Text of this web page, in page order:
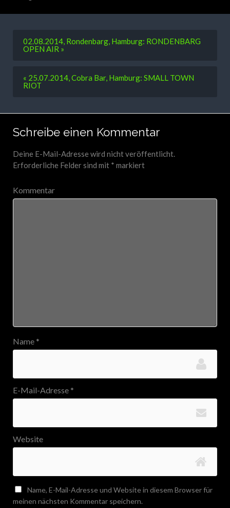
02.08.2014, Rondenbarg, Hamburg: RONDENBARG
OPEN AIR »
« 25.07.2014, Cobra Bar, Hamburg: SMALL TOWN
RIOT
Schreibe einen Kommentar
Deine E-Mail-Adresse wird nicht veröffentlicht.
Erforderliche Felder sind mit * markiert
Kommentar
Name *
E-Mail-Adresse *
Website
Name, E-Mail-Adresse und Website in diesem Browser für
meinen nächsten Kommentar speichern.